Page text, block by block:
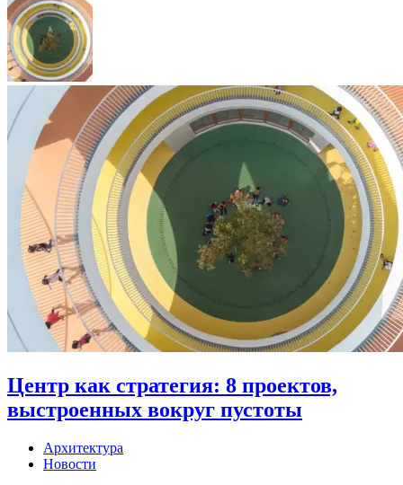
Центр как стратегия: 8 проектов,
выстроенных вокруг пустоты
Архитектура
Новости